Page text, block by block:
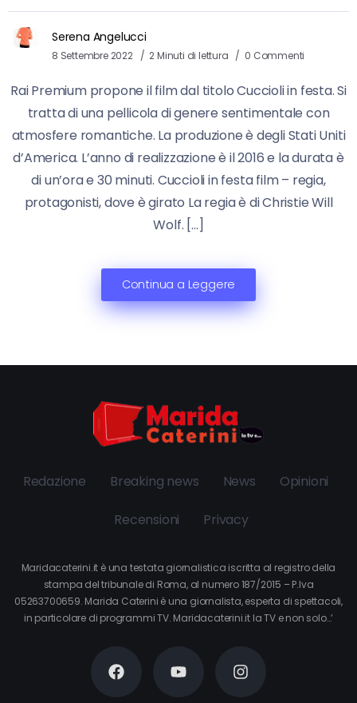
Serena Angelucci
8 Settembre 2022 2 Minuti di lettura 0 Commenti
Rai Premium propone il film dal titolo Cuccioli in festa. Si
tratta di una pellicola di genere sentimentale con
atmosfere romantiche. La produzione è degli Stati Uniti
d’America. L’anno di realizzazione è il 2016 e la durata è
di un’ora e 30 minuti. Cuccioli in festa film – regia,
protagonisti, dove è girato La regia è di Christie Will
Wolf. […]
Continua a Leggere
Redazione Breaking news News Opinioni
Recensioni Privacy
Maridacaterini.it è una testata giornalistica iscritta al registro della
stampa del tribunale di Roma, al numero 187/2015 – P.Iva
05263700659. Marida Caterini è una giornalista, esperta di spettacoli,
in particolare di programmi TV. Maridacaterini.it la TV e non solo…’